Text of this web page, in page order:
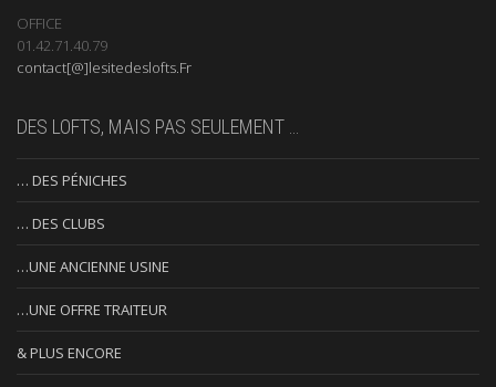
OFFICE
01.42.71.40.79
contact[@]lesitedeslofts.Fr
DES LOFTS, MAIS PAS SEULEMENT …
… DES PÉNICHES
… DES CLUBS
…UNE ANCIENNE USINE
…UNE OFFRE TRAITEUR
& PLUS ENCORE